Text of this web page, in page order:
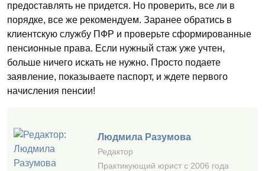
предоставлять не придется. Но проверить, все ли в
порядке, все же рекомендуем. Заранее обратись в
клиентскую службу ПФР и проверьте сформированные
пенсионные права. Если нужный стаж уже учтен,
больше ничего искать не нужно. Просто подаете
заявление, показываете паспорт, и ждете первого
начисления пенсии!
Людмила Разумова
Редактор
Практикующий юрист с 2006 года